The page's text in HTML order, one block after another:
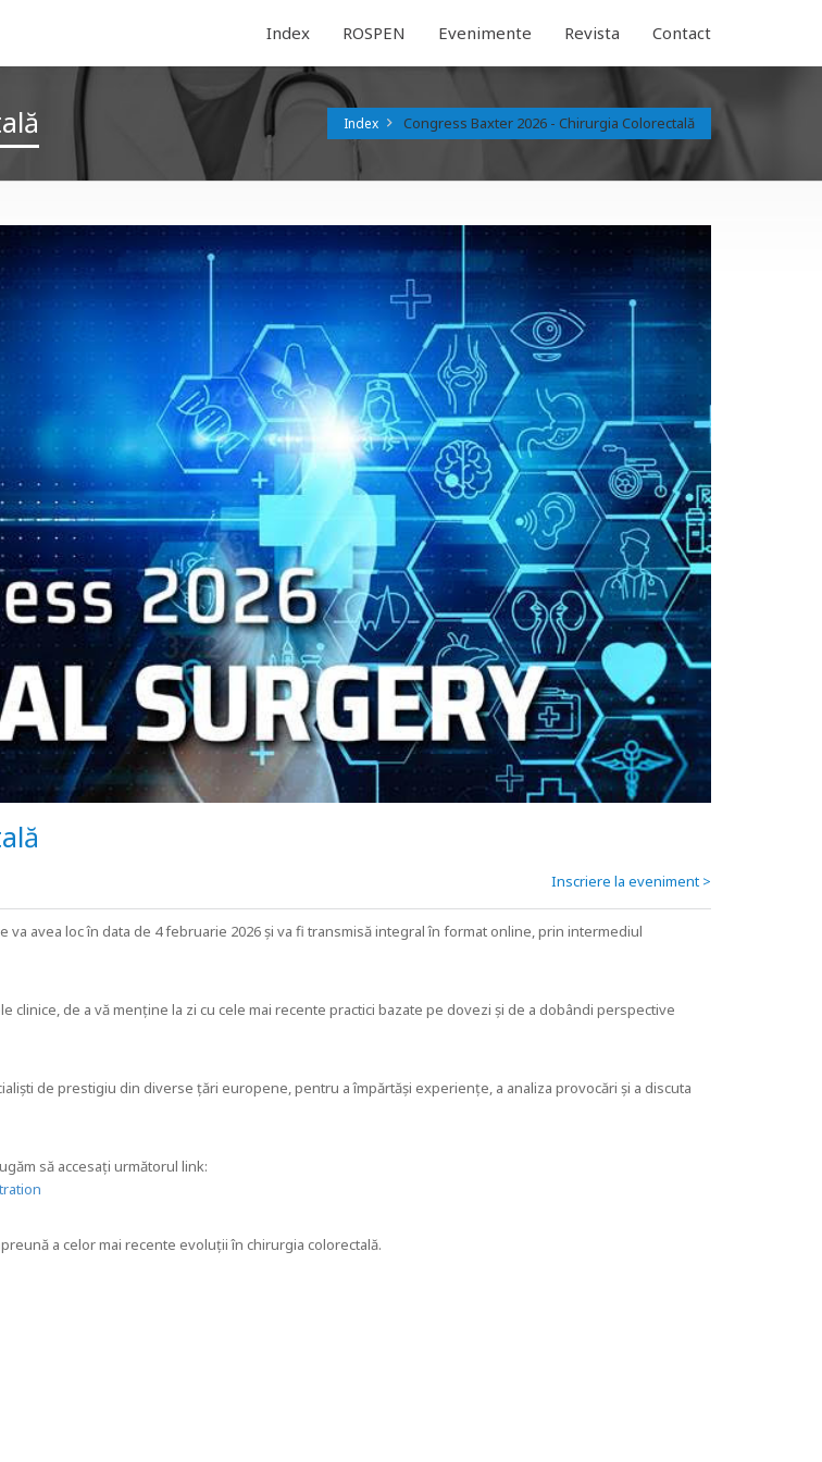
Index ROSPEN Evenimente Revista Contact
Index Congress Baxter 2026 - Chirurgia Colorectală
Inscriere la eveniment >
va avea loc în data de 4 februarie 2026 și va fi transmisă integral în format online, prin intermediul
de a vă menține la zi cu cele mai recente practici bazate pe dovezi și de a dobândi perspective
de prestigiu din diverse țări europene, pentru a împărtăși experiențe, a analiza provocări și a discuta
să accesați următorul link:
a celor mai recente evoluții în chirurgia colorectală.